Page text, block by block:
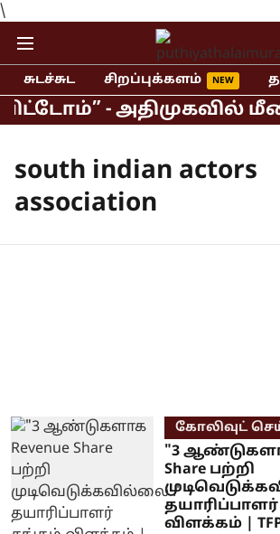
\
சுடச்சுட சிறப்புக்களம்
- அதிமுகவில்
south indian actors
association
கோலிவுட்
"3
Share பற்றி
விளக்கம் |